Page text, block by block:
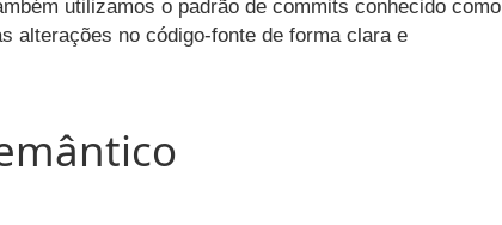
utilizamos o padrão de commits conhecido como
alterações no código-fonte de forma clara e